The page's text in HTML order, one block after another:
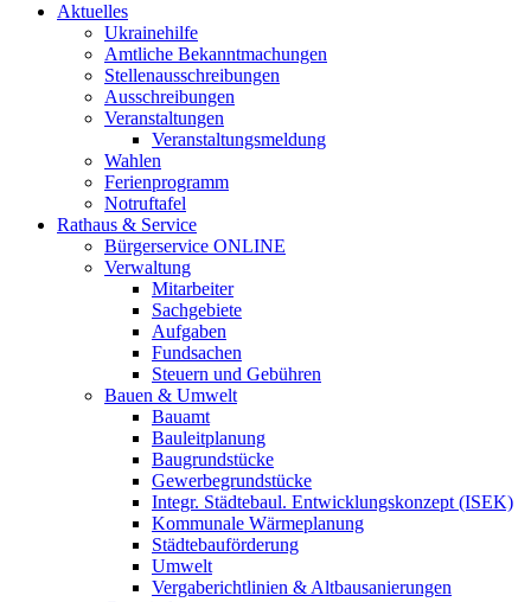
Aktuelles
Ukrainehilfe
Amtliche Bekanntmachungen
Stellenausschreibungen
Ausschreibungen
Veranstaltungen
Veranstaltungsmeldung
Wahlen
Ferienprogramm
Notruftafel
Rathaus & Service
Bürgerservice ONLINE
Verwaltung
Mitarbeiter
Sachgebiete
Aufgaben
Fundsachen
Steuern und Gebühren
Bauen & Umwelt
Bauamt
Bauleitplanung
Baugrundstücke
Gewerbegrundstücke
Integr. Städtebaul. Entwicklungskonzept (ISEK)
Kommunale Wärmeplanung
Städtebauförderung
Umwelt
Vergaberichtlinien & Altbausanierungen